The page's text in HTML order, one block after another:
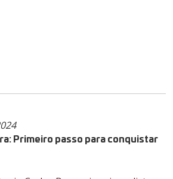
Primeiro passo para conquistar